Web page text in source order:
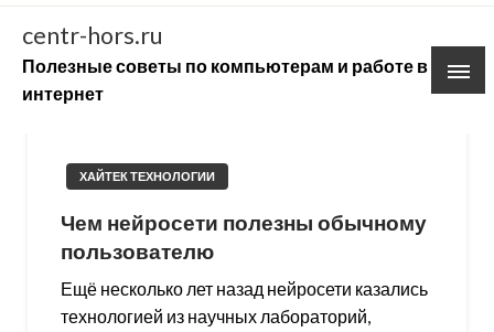
Skip
content
centr-hors.ru
Полезные советы по компьютерам и работе в
интернет
ХАЙТЕК ТЕХНОЛОГИИ
Чем нейросети полезны обычному
пользователю
Ещё несколько лет назад нейросети казались
технологией из научных лабораторий,